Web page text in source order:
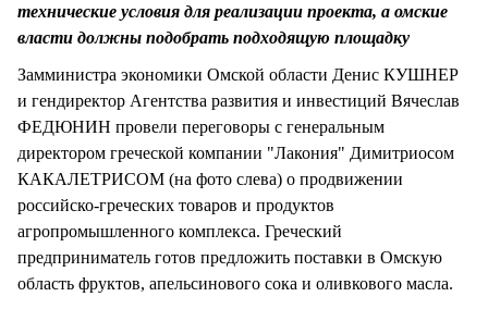
технические условия для реализации проекта, а омские
власти должны подобрать подходящую площадку
Замминистра экономики Омской области Денис КУШНЕР
и гендиректор Агентства развития и инвестиций Вячеслав
ФЕДЮНИН провели переговоры с генеральным
директором греческой компании "Лакония" Димитриосом
КАКАЛЕТРИСОМ (на фото слева) о продвижении
российско-греческих товаров и продуктов
агропромышленного комплекса. Греческий
предприниматель готов предложить поставки в Омскую
область фруктов, апельсинового сока и оливкового масла.